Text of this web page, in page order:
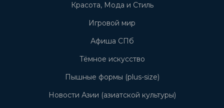
Красота, Мода и Стиль
Игровой мир
Афиша СПб
Тёмное искусство
Пышные формы (plus-size)
Новости Азии (азиатской культуры)